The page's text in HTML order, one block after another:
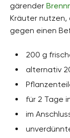
gärender
Kräuter nutzen,
gegen einen
200 g
alternativ
für 2 Tage
im